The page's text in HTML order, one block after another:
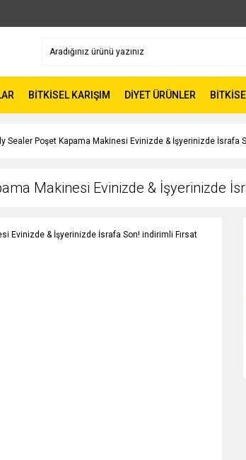
BİTKİSEL KARIŞIM DİYET ÜRÜNLER
Sealer Poşet Kapama Makinesi Evinizde & İşyerinizde İsrafa
Makinesi Evinizde & İşyerinizde